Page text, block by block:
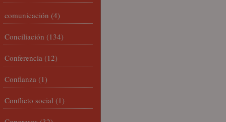
comunicación (4)
Conciliación (134)
Conferencia (12)
Confianza (1)
Conflicto social (1)